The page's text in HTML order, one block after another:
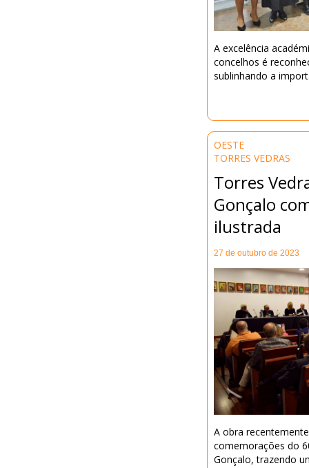
A excelência
concelhos é
sublinhando a
OESTE
TORRES VEDRAS
Torres
Gonçalo
ilustrada
27 de outubro de 2023
A obra
comemorações do
Gonçalo, trazendo